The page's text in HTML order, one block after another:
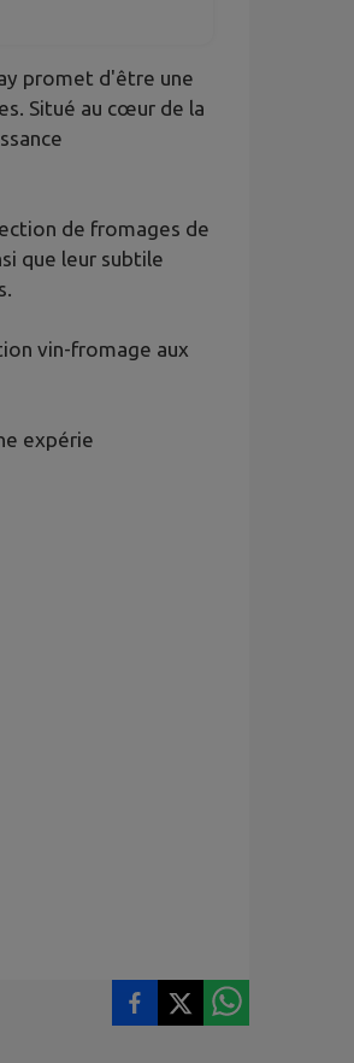
promet d'être une
Situé au cœur de la
de fromages de
que leur subtile
vin-fromage aux
expérie